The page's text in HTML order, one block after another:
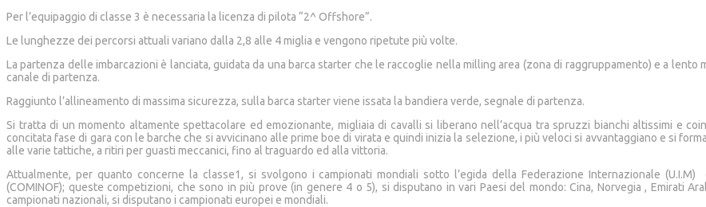
Per l’equipaggio di classe 3 è necessaria la licenza di pilota “2^ Offshore”.
Le lunghezze dei percorsi attuali variano dalla 2,8 alle 4 miglia e vengono ripetute più volte.
La partenza delle imbarcazioni è lanciata, guidata da una barca starter che le raccoglie nella milling area (zona di raggruppamento) e a lento
canale di partenza.
Raggiunto l’allineamento di massima sicurezza, sulla barca starter viene issata la bandiera verde, segnale di partenza.
Si tratta di un momento altamente spettacolare ed emozionante, migliaia di cavalli si liberano nell’acqua tra spruzzi bianchi altissimi e
concitata fase di gara con le barche che si avvicinano alle prime boe di virata e quindi inizia la selezione, i più veloci si avvantaggiano e si
alle varie tattiche, a ritiri per guasti meccanici, fino al traguardo ed alla vittoria.
Attualmente, per quanto concerne la classe1, si svolgono i campionati mondiali sotto l’egida della Federazione Internazionale
(COMINOF); queste competizioni, che sono in più prove (in genere 4 o 5), si disputano in vari Paesi del mondo: Cina, Norvegia , Emirati
campionati nazionali, si disputano i campionati europei e mondiali.